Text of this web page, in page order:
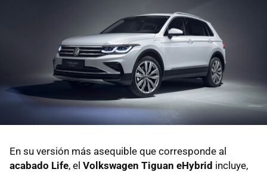
En su versión más asequible que corresponde al
acabado Life, el Volkswagen Tiguan eHybrid incluye,